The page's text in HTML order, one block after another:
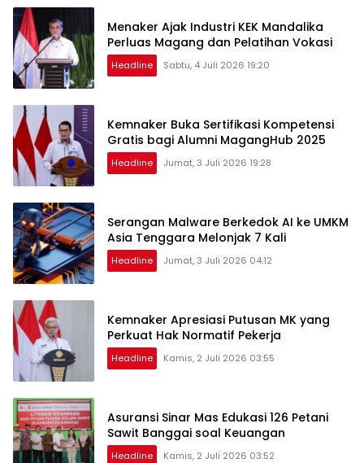
Menaker Ajak Industri KEK Mandalika
Perluas Magang dan Pelatihan Vokasi
Headline Sabtu, 4 Juli 2026 19:20
Kemnaker Buka Sertifikasi Kompetensi
Gratis bagi Alumni MagangHub 2025
Headline Jumat, 3 Juli 2026 19:28
Serangan Malware Berkedok AI ke UMKM
Asia Tenggara Melonjak 7 Kali
Headline Jumat, 3 Juli 2026 04:12
Kemnaker Apresiasi Putusan MK yang
Perkuat Hak Normatif Pekerja
Headline Kamis, 2 Juli 2026 03:55
Asuransi Sinar Mas Edukasi 126 Petani
Sawit Banggai soal Keuangan
Headline Kamis, 2 Juli 2026 03:52